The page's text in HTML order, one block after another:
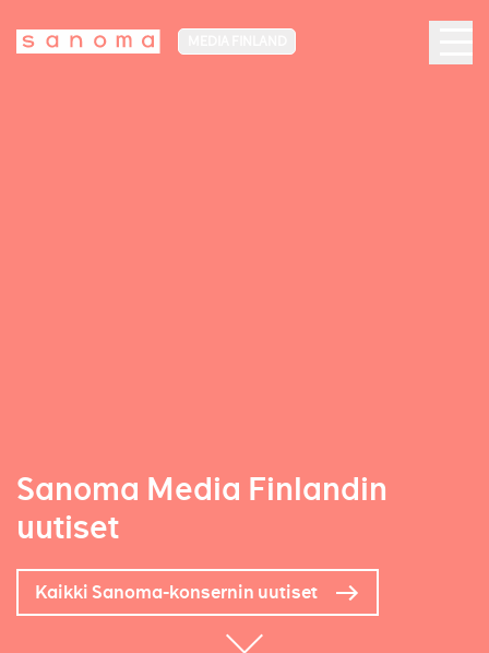
Sanoma Media Finlandin
uutiset
Kaikki Sanoma-konsernin uutiset